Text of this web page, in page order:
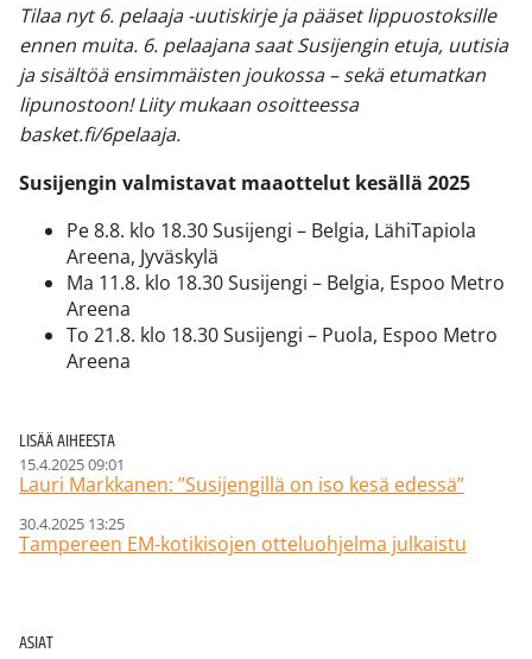
Tilaa nyt 6. pelaaja -uutiskirje ja pääset lippuostoksille
ennen muita. 6. pelaajana saat Susijengin etuja, uutisia
ja sisältöä ensimmäisten joukossa – sekä etumatkan
lipunostoon! Liity mukaan osoitteessa
basket.fi/6pelaaja.
Susijengin valmistavat maaottelut kesällä 2025
Pe 8.8. klo 18.30 Susijengi – Belgia, LähiTapiola
Areena, Jyväskylä
Ma 11.8. klo 18.30 Susijengi – Belgia, Espoo Metro
Areena
To 21.8. klo 18.30 Susijengi – Puola, Espoo Metro
Areena
LISÄÄ AIHEESTA
15.4.2025 09:01
Lauri Markkanen: ”Susijengillä on iso kesä edessä”
30.4.2025 13:25
Tampereen EM-kotikisojen otteluohjelma julkaistu
ASIAT